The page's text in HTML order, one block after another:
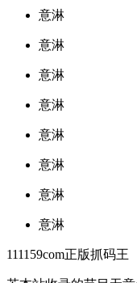
意淋
意淋
意淋
意淋
意淋
意淋
意淋
意淋
111159com正版抓码王